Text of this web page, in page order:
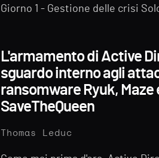
Giorno 1 - Gestione delle crisi
L'armamento di Active
sguardo interno agli
ransomware Ryuk, Maze
SaveTheQueen
Thomas Leduc